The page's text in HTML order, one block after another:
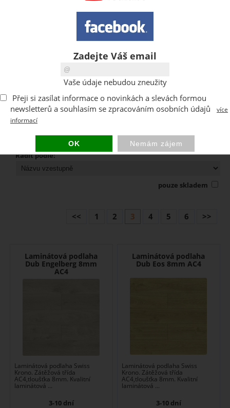
Výrobce:
Řadit podle:
pouze skladem
<< 1 2 3 4 5 6 >>
Laminátová podlaha
Dub Engelberg 8mm
AC4
Laminátová podlaha Swiss
Krono. Zátěžová třída
AC4,tloušťka 8mm. Kvalitní
laminátová ...
3-10 dní
Laminátová podlaha
Dub Eos 8mm AC4
Laminátová podlaha Swiss
Krono. Zátěžová třída
AC4,tloušťka 8mm. Kvalitní
laminátová ...
3-10 dní
Zadejte Váš email
Vaše údaje nebudou zneužity
Přeji si zasílat informace o novinkách a slevách formou
newsletterů a souhlasím se zpracováním osobních údajů
více
informací